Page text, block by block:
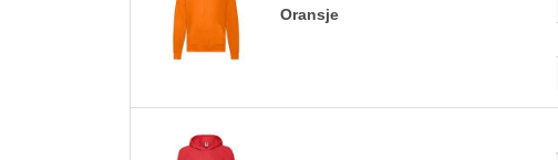
Oransje